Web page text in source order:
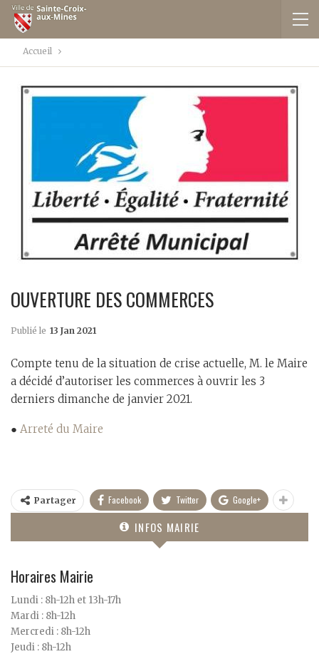
Accueil
OUVERTURE DES COMMERCES
Publié le 13 Jan 2021
Compte tenu de la situation de crise actuelle, M. le Maire
a décidé d’autoriser les commerces à ouvrir les 3
derniers dimanche de janvier 2021.
● Arreté du Maire
Partager Facebook Twitter Google+
INFOS MAIRIE
Horaires Mairie
Lundi : 8h-12h et 13h-17h
Mardi : 8h-12h
Mercredi : 8h-12h
Jeudi : 8h-12h